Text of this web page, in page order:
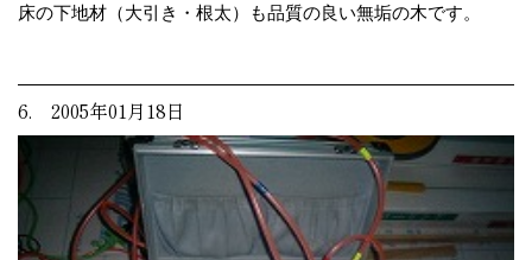
床の下地材（大引き・根太）も品質の良い無垢の木です。
6. 2005年01月18日